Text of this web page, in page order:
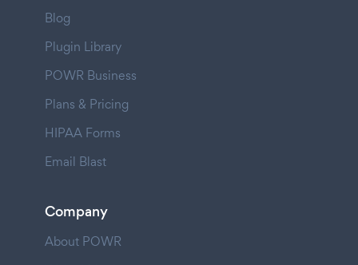
Blog
Plugin Library
POWR Business
Plans & Pricing
HIPAA Forms
Email Blast
Company
About POWR